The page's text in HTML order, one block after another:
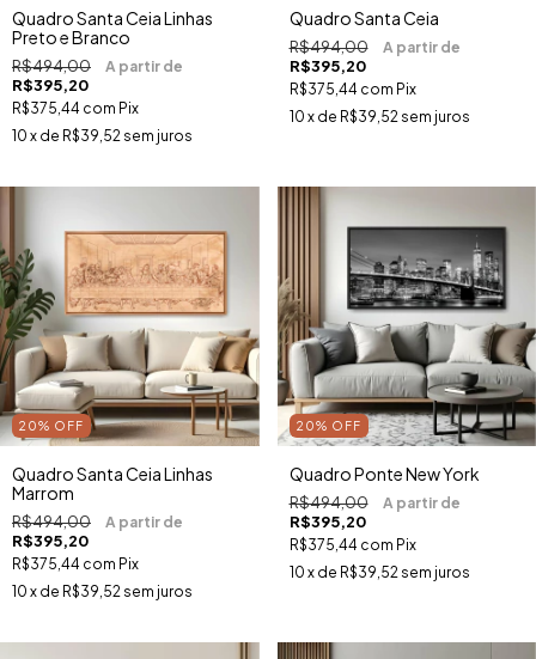
Quadro Santa Ceia Linhas
Preto e Branco
R$494,00
R$395,20
R$375,44 com Pix
10 x de R$39,52 sem juros
Quadro Santa Ceia
R$494,00
R$395,20
R$375,44 com Pix
10 x de R$39,52 sem juros
20% OFF
Quadro Santa Ceia Linhas
Marrom
R$494,00
R$395,20
R$375,44 com Pix
10 x de R$39,52 sem juros
20% OFF
Quadro Ponte New York
R$494,00
R$395,20
R$375,44 com Pix
10 x de R$39,52 sem juros